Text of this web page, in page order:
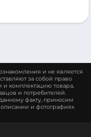
и не является
за собой право
и комплектацию товара,
и потребителей.
факту, приносим
и фотографиях